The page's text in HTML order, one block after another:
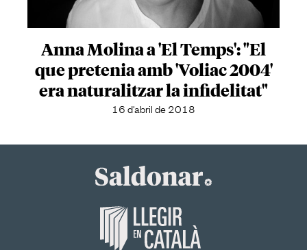
Anna Molina a 'El Temps': "El
que pretenia amb 'Voliac 2004'
era naturalitzar la infidelitat"
16 d'abril de 2018